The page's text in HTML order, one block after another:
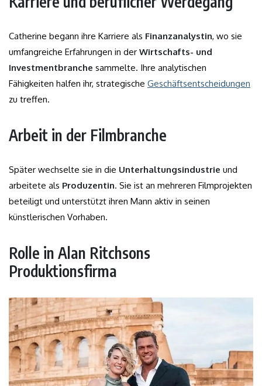
Catherine begann ihre Karriere als Finanzanalystin, wo sie
umfangreiche Erfahrungen in der Wirtschafts- und
Investmentbranche sammelte. Ihre analytischen
Fähigkeiten halfen ihr, strategische Geschäftsentscheidungen
zu treffen.
Arbeit in der Filmbranche
Später wechselte sie in die Unterhaltungsindustrie und
arbeitete als Produzentin. Sie ist an mehreren Filmprojekten
beteiligt und unterstützt ihren Mann aktiv in seinen
künstlerischen Vorhaben.
Rolle in Alan Ritchsons
Produktionsfirma